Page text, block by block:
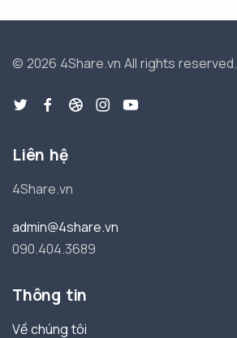
© 2026 4Share.vn All rights reserved.
Liên hệ
4Share.vn
admin@4share.vn
090.404.3689
Thông tin
Về chúng tôi